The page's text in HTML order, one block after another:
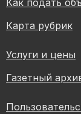
Как подать
Карта рубрик
Услуги и цены
Газетный